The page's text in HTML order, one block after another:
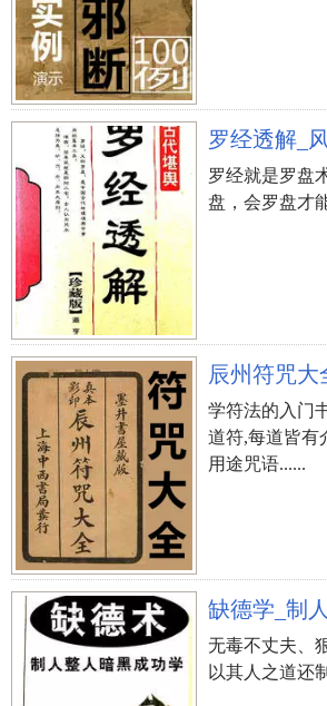
罗经透解_
罗经就是罗盘
盘，会罗盘才
辰州符咒大
学符法的入门
道符,每道皆有
用途咒语......
缺德学_制
无毒不丈夫、
以其人之道还